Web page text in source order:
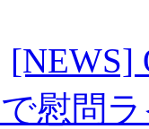
[NEWS]
慰問